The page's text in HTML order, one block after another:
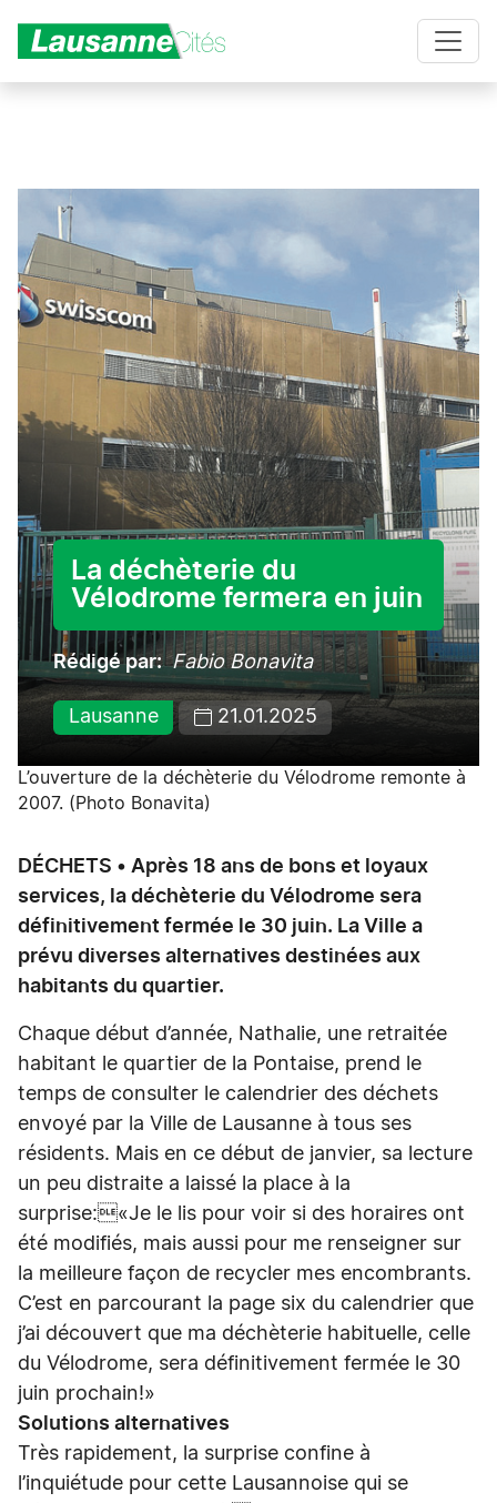
La déchèterie du
Vélodrome fermera en juin
Rédigé par Fabio Bonavita
Lausanne 21.01.2025
L’ouverture de la déchèterie du Vélodrome remonte à
2007. (Photo Bonavita)
DÉCHETS • Après 18 ans de bons et loyaux
services, la déchèterie du Vélodrome sera
définitivement fermée le 30 juin. La Ville a
prévu diverses alternatives destinées aux
habitants du quartier.
Chaque début d’année, Nathalie, une retraitée
habitant le quartier de la Pontaise, prend le
temps de consulter le calendrier des déchets
envoyé par la Ville de Lausanne à tous ses
résidents. Mais en ce début de janvier, sa lecture
un peu distraite a laissé la place à la
surprise:«Je le lis pour voir si des horaires ont
été modifiés, mais aussi pour me renseigner sur
la meilleure façon de recycler mes encombrants.
C’est en parcourant la page six du calendrier que
j’ai découvert que ma déchèterie habituelle, celle
du Vélodrome, sera définitivement fermée le 30
juin prochain!»
Solutions alternatives
Très rapidement, la surprise confine à
l’inquiétude pour cette Lausannoise qui se